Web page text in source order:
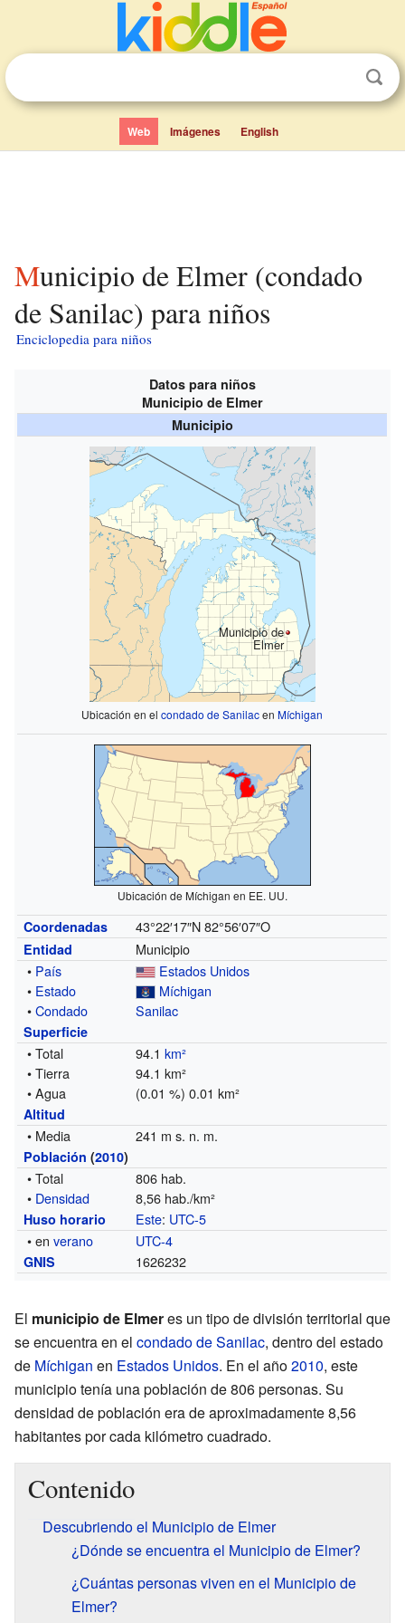
Web Imágenes English
Municipio de Elmer (condado
de Sanilac) para niños
Enciclopedia para niños
Datos para niños
Municipio de Elmer
Municipio
Municipio de
Elmer
Ubicación en elcondado de SanilacenMíchigan
Ubicación de Míchigan en EE. UU.
Coordenadas 43°22′17″N 82°56′07″O
Entidad
Municipio
• País
Estados Unidos
• Estado
Míchigan
•Condado Sanilac
Superficie
• Total 94.1km²
• Tierra
94.1 km²
• Agua
(0.01 %) 0.01 km²
Altitud
• Media 241 m s. n. m.
Población (2010)
• Total
806 hab.
• Densidad 8,56 hab./km²
Huso horario Este: UTC-5
• enverano UTC-4
GNIS 1626232
El municipio de Elmeres un tipo de división territorial que
se encuentra en el condado de Sanilac, dentro del estado
de Míchigan en Estados Unidos. En el año2010, este
municipio tenía una población de 806 personas. Su
densidad de población era de aproximadamente 8,56
habitantes por cada kilómetro cuadrado.
Contenido
Descubriendo el Municipio de Elmer
¿Dónde se encuentra el Municipio de Elmer?
¿Cuántas personas viven en el Municipio de
Elmer?